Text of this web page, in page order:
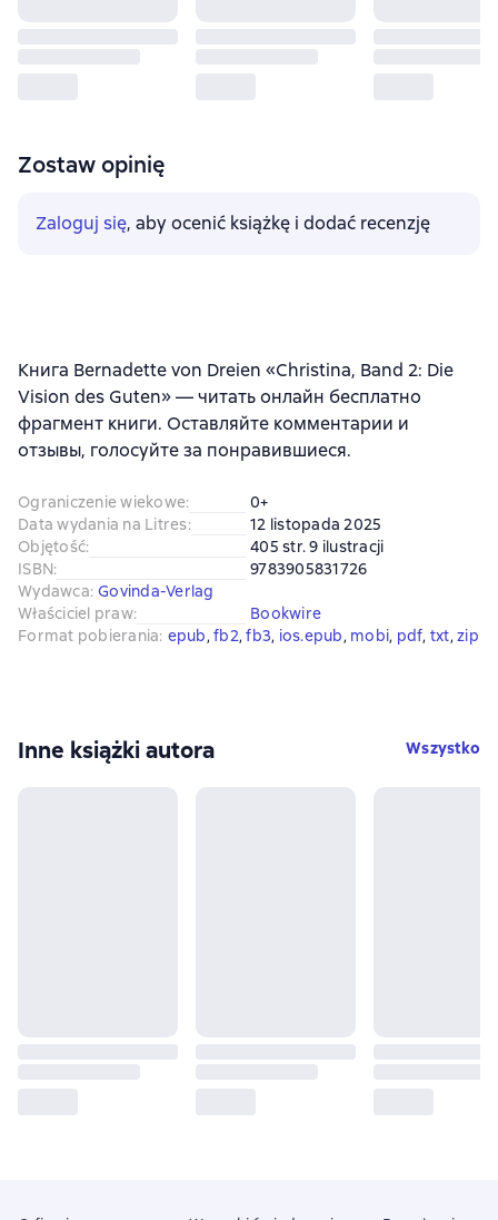
Zostaw opinię
Zaloguj się, aby ocenić książkę i dodać recenzję
Книга Bernadette von Dreien «Christina, Band 2: Die
Vision des Guten» — читать онлайн бесплатно
фрагмент книги. Оставляйте комментарии и
отзывы, голосуйте за понравившиеся.
Ograniczenie wiekowe:
0+
Data wydania na Litres:
12 listopada 2025
Objętość:
405 str. 9 ilustracji
ISBN:
9783905831726
Wydawca: Govinda-Verlag
Właściciel praw:
Bookwire
Format pobierania: epub, fb2, fb3, ios.epub, mobi, pdf, txt, zip
Inne książki autora Wszystko